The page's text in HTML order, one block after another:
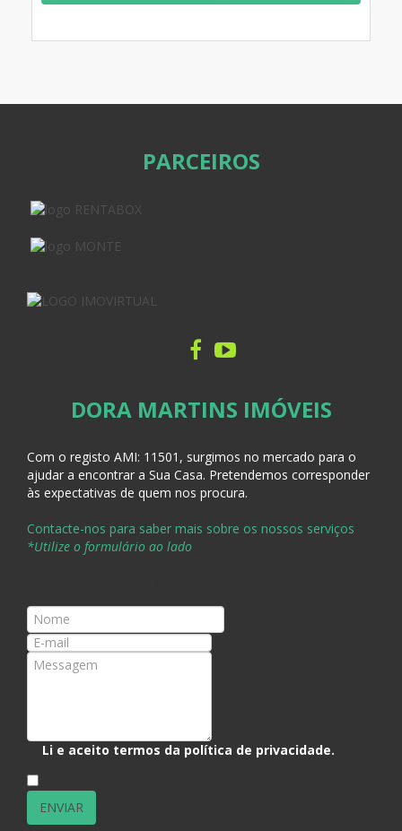
PARCEIROS
DORA MARTINS IMÓVEIS
Com o registo AMI: 11501, surgimos no mercado para o
ajudar a encontrar a Sua Casa. Pretendemos corresponder
às expectativas de quem nos procura.
Contacte-nos para saber mais sobre os nossos serviços
*Utilize o formulário ao lado
Li e aceito termos da política de privacidade.